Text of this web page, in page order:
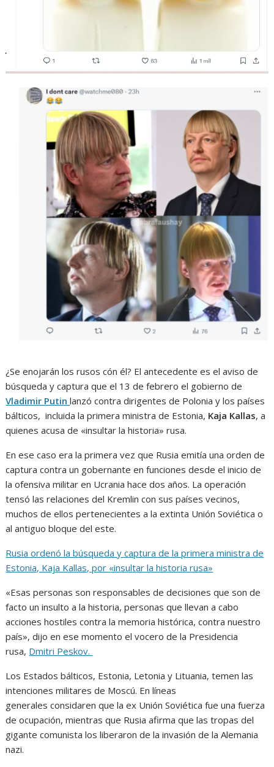
¿Se enojarán los rusos cón él? El antecedente es el aviso de
búsqueda y captura que el 13 de febrero el gobierno de
Vladimir Putinlanzó contra dirigentes de Polonia y los países
bálticos, incluida la primera ministra de Estonia, Kaja Kallas, a
quienes acusa de «insultar la historia» rusa.
En ese caso era la primera vez que Rusia emitía una orden de
captura contra un gobernante en funciones desde el inicio de
la ofensiva militar en Ucrania hace dos años. La operación
tensó las relaciones del Kremlin con sus países vecinos,
muchos de ellos pertenecientes a la extinta Unión Soviética o
al antiguo bloque del este.
Rusia ordenó la búsqueda y captura de la primera ministra de
Estonia, Kaja Kallas, por «insultar la historia rusa»
«Esas personas son responsables de decisiones que son de
facto un insulto a la historia, personas que llevan a cabo
acciones hostiles contra la memoria histórica, contra nuestro
país», dijo en ese momento el vocero de la Presidencia
rusa, Dmitri Peskov.
Los Estados bálticos, Estonia, Letonia y Lituania, temen las
intenciones militares de Moscú. En líneas
generales considaren que la ex Unión Soviética fue una fuerza
de ocupación, mientras que Rusia afirma que las tropas del
gigante comunista los liberaron de la invasión de la Alemania
nazi.